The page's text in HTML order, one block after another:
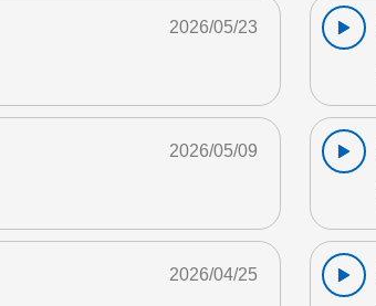
2026/05/23
2026/05/09
2026/04/25